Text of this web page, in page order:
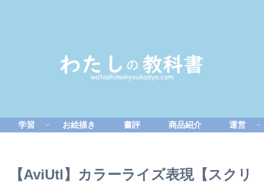
学習 お絵描き 書評 商品紹介 運営
【AviUtl】カラーライズ表現【スクリ